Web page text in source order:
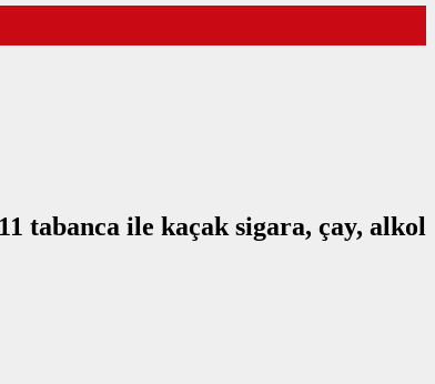
tabanca ile kaçak sigara, çay, alkol